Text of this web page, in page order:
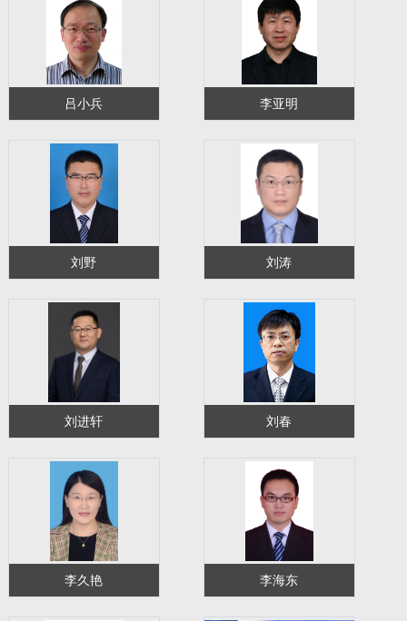
吕小兵 李亚明
刘野 刘涛
刘进轩 刘春
李久艳 李海东